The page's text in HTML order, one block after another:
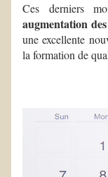
Ces derniers
augmentation
une excellente
la formation de